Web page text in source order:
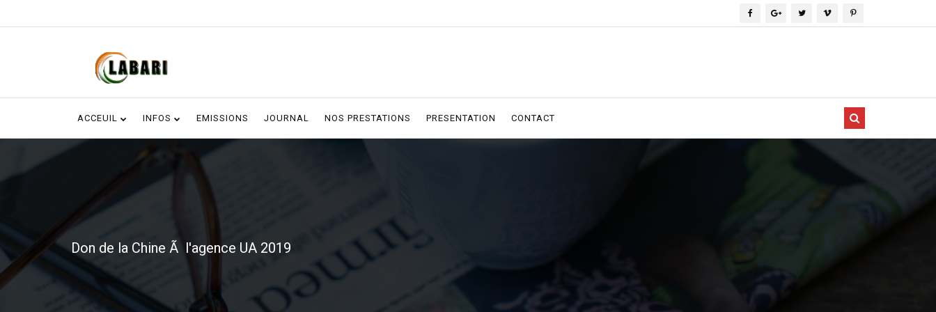
ACCEUIL INFOS EMISSIONS JOURNAL NOS PRESTATIONS PRESENTATION CONTACT
Don de la Chine Ã l'agence UA 2019